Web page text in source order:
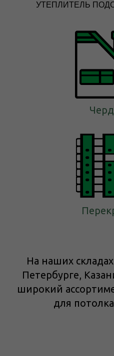
УТЕПЛИТЕЛЬ
На наших
Петербурге,
широкий
для